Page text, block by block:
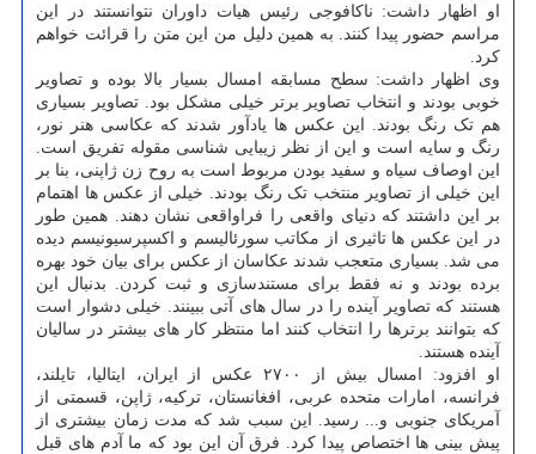
او اظهار داشت: ناکافوجی رئیس هیات داوران نتوانستند در این
مراسم حضور پیدا کنند. به همین دلیل من این متن را قرائت خواهم
کرد.
وی اظهار داشت: سطح مسابقه امسال بسیار بالا بوده و تصاویر
خوبی بودند و انتخاب تصاویر برتر خیلی مشکل بود. تصاویر بسیاری
هم تک رنگ بودند. این عکس ها یادآور شدند که عکاسی هنر نور،
رنگ و سایه است و این از نظر زیبایی شناسی مقوله تفریق است.
این اوصاف سیاه و سفید بودن مربوط است به روح زن ژاپنی، بنا بر
این خیلی از تصاویر منتخب تک رنگ بودند. خیلی از عکس ها اهتمام
بر این داشتند که دنیای واقعی را فراواقعی نشان دهند. همین طور
در این عکس ها تاثیری از مکاتب سورئالیسم و اکسپرسیونیسم دیده
می شد. بسیاری متعجب شدند عکاسان از عکس برای بیان خود بهره
برده بودند و نه فقط برای مستندسازی و ثبت کردن. بدنبال این
هستند که تصاویر آینده را در سال های آتی ببینند. خیلی دشوار است
که بتوانند برترها را انتخاب کنند اما منتظر کار های بیشتر در سالیان
آینده هستند.
او افزود: امسال بیش از ۲۷۰۰ عکس از ایران، ایتالیا، تایلند،
فرانسه، امارات متحده عربی، افغانستان، ترکیه، ژاپن، قسمتی از
آمریکای جنوبی و... رسید. این سبب شد که مدت زمان بیشتری از
پیش بینی ها اختصاص پیدا کرد. فرق آن این بود که ما آدم های قبل